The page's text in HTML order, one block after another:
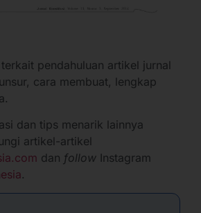
pendahuluan artikel jurnal
cara membuat, lengkap
dan tips menarik lainnya
artikel-artikel
dan follow Instagram
.